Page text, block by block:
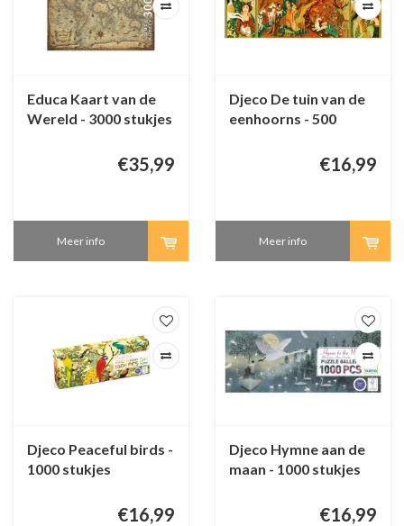
Educa Kaart van de
Wereld - 3000 stukjes
€35,99
Meer info
Djeco De tuin van de
eenhoorns - 500
€16,99
Meer info
Djeco Peaceful birds -
1000 stukjes
€16,99
Djeco Hymne aan de
maan - 1000 stukjes
€16,99